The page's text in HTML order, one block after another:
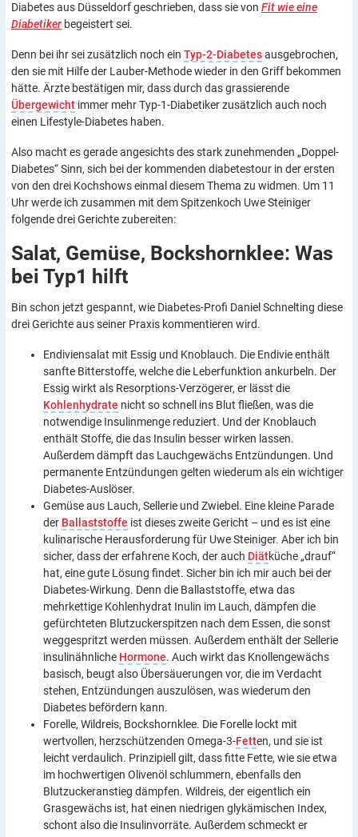
Diabetes aus Düsseldorf geschrieben, dass sie von Fit wie eine
Diabetiker begeistert sei.
Denn bei ihr sei zusätzlich noch ein Typ-2-Diabetesausgebrochen,
den sie mit Hilfe der Lauber-Methode wieder in den Griff bekommen
hätte. Ärzte bestätigen mir, dass durch das grassierende
Übergewicht immer mehr Typ-1-Diabetiker zusätzlich auch noch
einen Lifestyle-Diabetes haben.
Also macht es gerade angesichts des stark zunehmenden „Doppel-
Diabetes“ Sinn, sich bei der kommenden diabetestour in der ersten
von den drei Kochshows einmal diesem Thema zu widmen. Um 11
Uhr werde ich zusammen mit dem Spitzenkoch Uwe Steiniger
folgende drei Gerichte zubereiten:
Salat, Gemüse, Bockshornklee: Was
bei Typ1 hilft
Bin schon jetzt gespannt, wie Diabetes-Profi Daniel Schnelting diese
drei Gerichte aus seiner Praxis kommentieren wird.
Endiviensalat mit Essig und Knoblauch. Die Endivie enthält
sanfte Bitterstoffe, welche die Leberfunktion ankurbeln. Der
Essig wirkt als Resorptions-Verzögerer, er lässt die
Kohlenhydrate nicht so schnell ins Blut fließen, was die
notwendige Insulinmenge reduziert. Und der Knoblauch
enthält Stoffe, die das Insulin besser wirken lassen.
Außerdem dämpft das Lauchgewächs Entzündungen. Und
permanente Entzündungen gelten wiederum als ein wichtiger
Diabetes-Auslöser.
Gemüse aus Lauch, Sellerie und Zwiebel. Eine kleine Parade
der Ballaststoffe ist dieses zweite Gericht – und es ist eine
kulinarische Herausforderung für Uwe Steiniger. Aber ich bin
sicher, dass der erfahrene Koch, der auch Diätküche „drauf“
hat, eine gute Lösung findet. Sicher bin ich mir auch bei der
Diabetes-Wirkung. Denn die Ballaststoffe, etwa das
mehrkettige Kohlenhydrat Inulin im Lauch, dämpfen die
gefürchteten Blutzuckerspitzen nach dem Essen, die sonst
weggespritzt werden müssen. Außerdem enthält der Sellerie
insulinähnliche Hormone. Auch wirkt das Knollengewächs
basisch, beugt also Übersäuerungen vor, die im Verdacht
stehen, Entzündungen auszulösen, was wiederum den
Diabetes befördern kann.
Forelle, Wildreis, Bockshornklee. Die Forelle lockt mit
wertvollen, herzschützenden Omega-3-Fetten, und sie ist
leicht verdaulich. Prinzipiell gilt, dass fitte Fette, wie sie etwa
im hochwertigen Olivenöl schlummern, ebenfalls den
Blutzuckeranstieg dämpfen. Wildreis, der eigentlich ein
Grasgewächs ist, hat einen niedrigen glykämischen Index,
schont also die Insulinvorräte. Außerdem schmeckt er